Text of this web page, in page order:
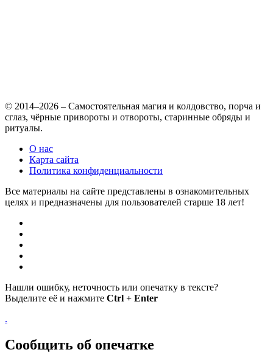
© 2014–2026 – Самостоятельная магия и колдовство, порча и
сглаз, чёрные привороты и отвороты, старинные обряды и
ритуалы.
О нас
Карта сайта
Политика конфиденциальности
Все материалы на сайте представлены в ознакомительных
целях и предназначены для пользователей старше 18 лет!
Нашли ошибку, неточность или опечатку в тексте?
Выделите её и нажмите Ctrl + Enter
.
Сообщить об опечатке